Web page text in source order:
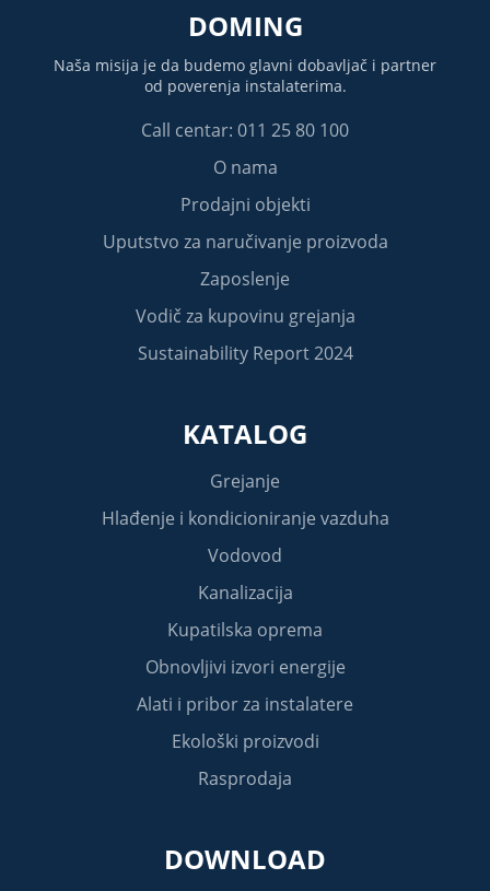
DOMING
Naša misija je da budemo glavni dobavljač i partner
od poverenja instalaterima.
Call centar: 011 25 80 100
O nama
Prodajni objekti
Uputstvo za naručivanje proizvoda
Zaposlenje
Vodič za kupovinu grejanja
Sustainability Report 2024
KATALOG
Grejanje
Hlađenje i kondicioniranje vazduha
Vodovod
Kanalizacija
Kupatilska oprema
Obnovljivi izvori energije
Alati i pribor za instalatere
Ekološki proizvodi
Rasprodaja
DOWNLOAD